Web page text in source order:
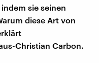
sie seinen
diese Art von
Christian Carbon.